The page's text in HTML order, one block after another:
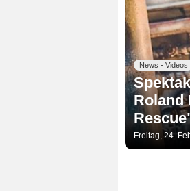
News - Videos
Roland
Freitag, 24.